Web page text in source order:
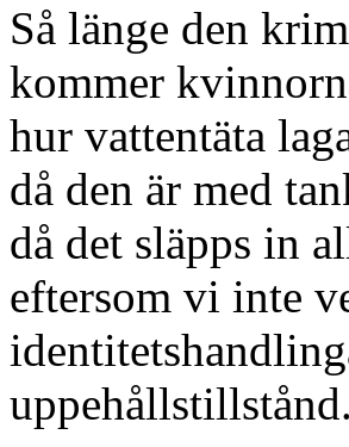
Så länge den
kommer
hur vattentäta
då den är med
då det släpps in
eftersom vi inte
uppehållstillstånd.